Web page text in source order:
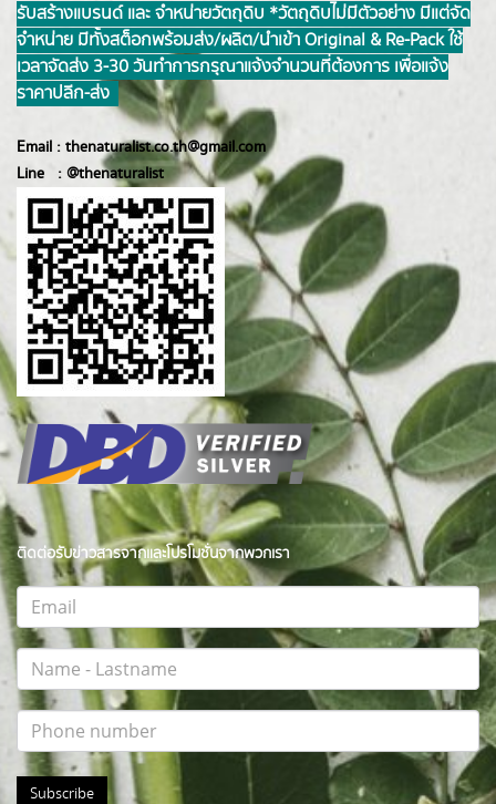
รับสร้างแบรนด์ และ จำหน่ายวัตถุดิบ *วัตถุดิบไม่มีตัวอย่าง มีแต่จัด
จำหน่าย มีทั้งสต็อกพร้อมส่ง/ผลิต/นำเข้า Original & Re-Pack ใช้
เวลาจัดส่ง 3-30 วันทำการ กรุณาแจ้งจำนวนที่ต้องการ เพื่อแจ้ง
ราคาปลีก-ส่ง
Email : thenaturalist.co.th@gmail.com
Line : @thenaturalist
ติดต่อรับข่าวสารจากและโปรโมชั่นจากพวกเรา
Subscribe